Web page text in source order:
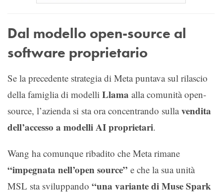
Dal modello open-source al
software proprietario
Se la precedente strategia di Meta puntava sul rilascio
della famiglia di modelli Llama alla comunità open-
source, l’azienda si sta ora concentrando sullavendita
dell’accesso a modelli AI proprietari.
Wang ha comunque ribadito che Meta rimane
“impegnata nell’open source” e che la sua unità
MSL sta sviluppando “una variante di Muse Spark